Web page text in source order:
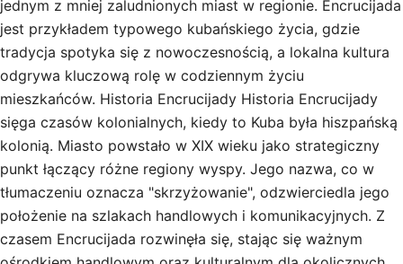
jednym z mniej zaludnionych miast w regionie. Encrucijada
jest przykładem typowego kubańskiego życia, gdzie
tradycja spotyka się z nowoczesnością, a lokalna kultura
odgrywa kluczową rolę w codziennym życiu
mieszkańców. Historia Encrucijady Historia Encrucijady
sięga czasów kolonialnych, kiedy to Kuba była hiszpańską
kolonią. Miasto powstało w XIX wieku jako strategiczny
punkt łączący różne regiony wyspy. Jego nazwa, co w
tłumaczeniu oznacza "skrzyżowanie", odzwierciedla jego
położenie na szlakach handlowych i komunikacyjnych. Z
czasem Encrucijada rozwinęła się, stając się ważnym